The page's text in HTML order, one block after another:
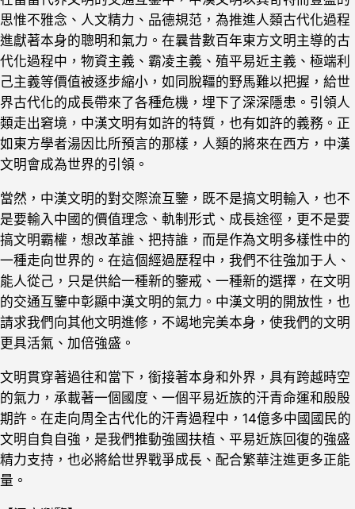
思惟不雅念、人文精力、品德規范，為推進人類古代化過程
進獻著本身的聰明和氣力。在曩昔數百年東方文明主導的古
代化過程中，物資主義、霸凌主義、殖平易近主義、極端利
己主義等價值被逐步縮小，如同脫韁的野馬難以把握，給世
界古代化的成長帶來了各種危機，埋下了深深隱患。引領人
類走出窘境，中漢文明有如許的特質，也有如許的義務。正
如東方學者湯因比所預言的那樣，人類的將來在西方，中漢
文明會成為世界的引領。
當然，中漢文明的對交際流互鑒，既不是搞文明輸入，也不
是要輸入中國的價值理念、軌制形式、成長途徑，更不是要
搞文明霸權，想改革誰、把持誰，而是作為文明多樣性中的
一種走向世界的。在這個經過歷程中，我們不往強加于人、
能人從己，只是供給一種新的鑒戒、一種新的選擇，在文明
的交通互鑒中彰顯中漢文明的氣力。中漢文明的開放性，也
請求我們向其他文明進修，不竭地完美本身，使我們的文明
更具活氣、加倍強盛。
文明貫穿著過往和當下，銜接著本身和外界，具有跨越時空
的氣力，承載著一個國度、一個平易近族的汗青命運和殷殷
期許。在走向周全古代化的汗青過程中，14億多中國國民的
文明自負自強，是我們推動強國扶植、平易近族回復的強盛
精力支持，也必將給世界戰爭成長、配合繁華注進更多正能
量。